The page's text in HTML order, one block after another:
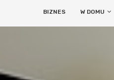
BIZNES W DOMU